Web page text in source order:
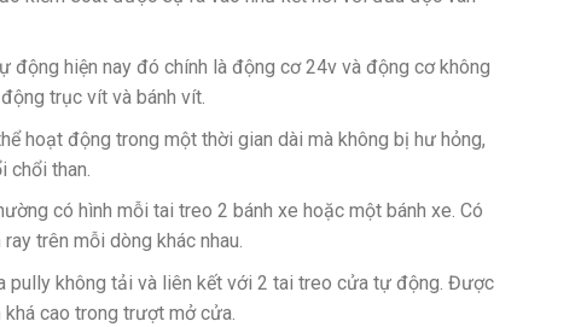
hiện nay đó chính là động cơ 24v và động cơ không
trục vít và bánh vít.
hoạt động trong một thời gian dài mà không bị hư hỏng,
than.
có hình mỗi tai treo 2 bánh xe hoặc một bánh xe. Có
trên mỗi dòng khác nhau.
pully không tải và liên kết với 2 tai treo cửa tự động. Được
cao trong trượt mở cửa.